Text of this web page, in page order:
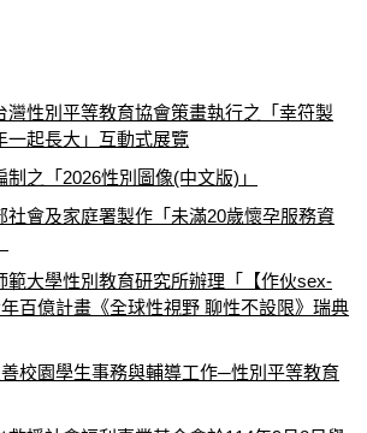
灣性別平等教育協會策畫執行之「幸符製
一起長大」互動式展覽
之「2026性別圖像(中文版)」
社會及家庭署製作「未滿20歲懷孕服務資
範大學性別教育研究所辦理「【作伙sex-
百億計畫《全球性視野 聊性不設限》瑞典
善校園學生事務與輔導工作─性別平等教育